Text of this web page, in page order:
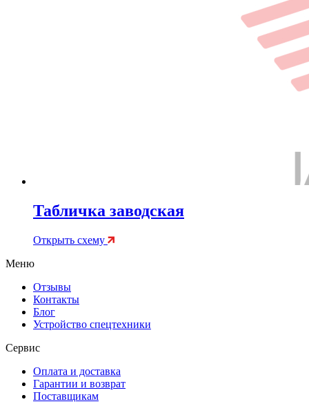
Табличка заводская
Открыть схему
Меню
Отзывы
Контакты
Блог
Устройство спецтехники
Сервис
Оплата и доставка
Гарантии и возврат
Поставщикам